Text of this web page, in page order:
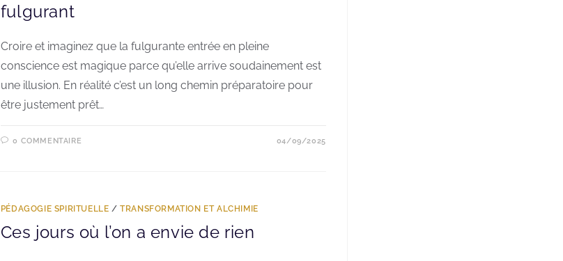
fulgurant
Croire et imaginez que la fulgurante entrée en pleine
conscience est magique parce qu’elle arrive soudainement est
une illusion. En réalité c’est un long chemin préparatoire pour
être justement prêt…
0 COMMENTAIRE 04/09/2025
PÉDAGOGIE SPIRITUELLE /TRANSFORMATION ET ALCHIMIE
Ces jours où l’on a envie de rien